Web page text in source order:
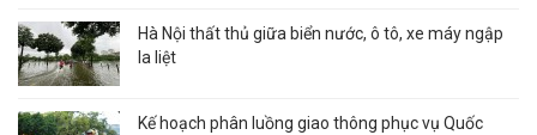
Hà Nội thất thủ giữa biển nước, ô tô, xe máy ngập
la liệt
Kế hoạch phân luồng giao thông phục vụ Quốc